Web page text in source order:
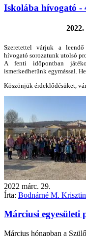
Iskolába hívogató -
Szeretettel várjuk a
hívogató sorozatunk utolsó
A fenti időpontban
ismerkedhetünk egymással.
Köszönjük érdeklődésüket,
2022 márc. 29.
Írta: Bodnárné M.
Márciusi egyesületi
Március hónapban a